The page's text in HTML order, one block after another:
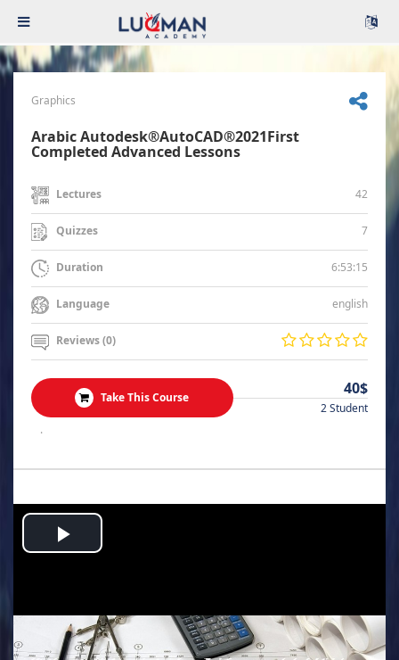
Graphics
Arabic Autodesk®AutoCAD®2021First
Completed Advanced Lessons
Lectures 42
Quizzes 7
Duration 6:53:15
Language english
Reviews (0)
Take This Course 40$
2 Student
.
Play